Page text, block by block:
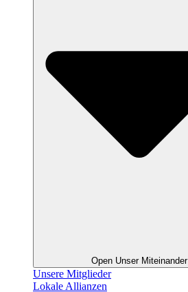
Open Unser Miteinander
Unsere Mitglieder
Lokale Allianzen